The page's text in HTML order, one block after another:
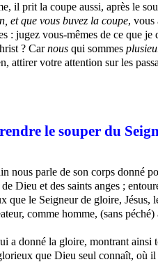
il prit la coupe aussi, après le
et que vous buvez la coupe, vous
: jugez vous-mêmes de ce que
? Carnous qui sommes
attirer votre attention sur les
le souper du
nous parle de son corps donné
Dieu et des saints anges ;
que le Seigneur de gloire,
comme homme, (sans
a donné la gloire, montrant
que Dieu seul connaît, où